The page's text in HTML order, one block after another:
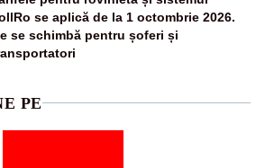
se aplică de la 1 octombrie 2026.
se schimbă pentru șoferi și
PE